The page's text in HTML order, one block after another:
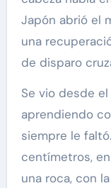
Japón abrió el
una
de disparo
Se vio desde
aprendiendo
siempre le
centímetros,
una roca, con